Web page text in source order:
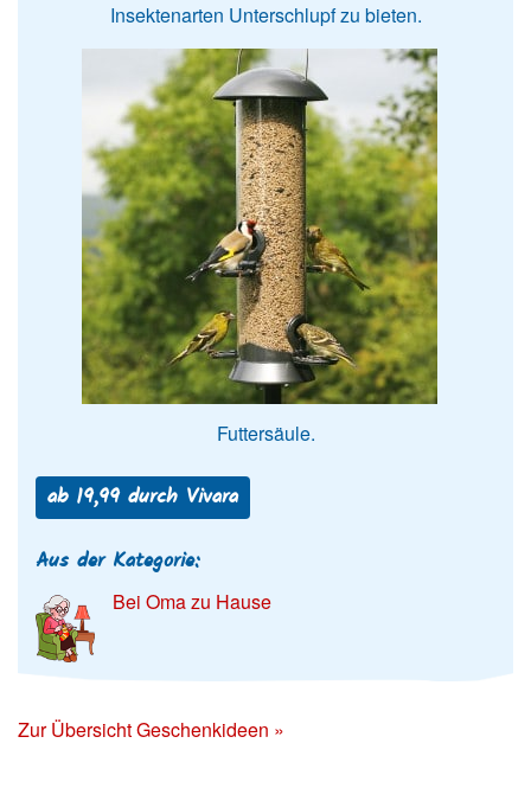
Insektenarten Unterschlupf zu bieten.
Futtersäule.
ab 19,99 durch Vivara
Aus der Kategorie:
Bei Oma zu Hause
Zur Übersicht Geschenkideen »